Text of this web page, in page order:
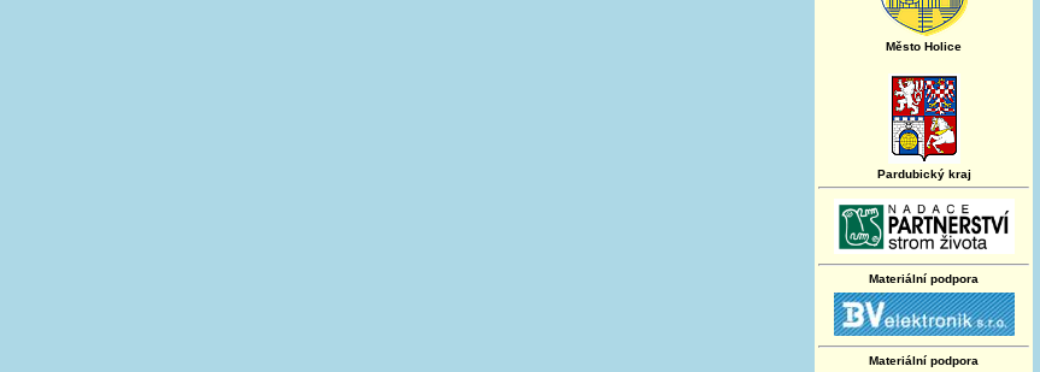
Město Holice
Pardubický kraj
Materiální podpora
Materiální podpora